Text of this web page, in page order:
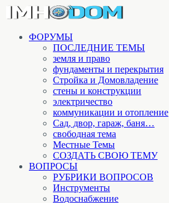
ФОРУМЫ
ПОСЛЕДНИЕ ТЕМЫ
земля и право
фундаменты и перекрытия
Стройка и Домовладение
стены и конструкции
электричество
коммуникации и отопление
Cад, двор, гараж, баня…
свободная тема
Местные Темы
СОЗДАТЬ СВОЮ ТЕМУ
ВОПРОСЫ
РУБРИКИ ВОПРОСОВ
Инструменты
Водоснабжение